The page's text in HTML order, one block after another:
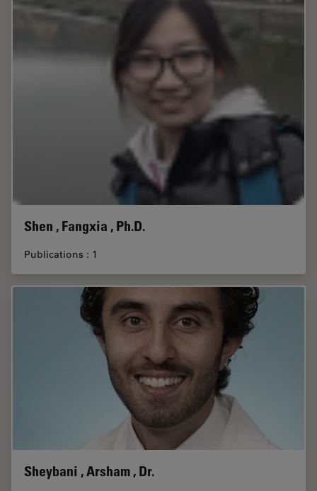
Shen , Fangxia , Ph.D.
Publications : 1
Sheybani , Arsham , Dr.